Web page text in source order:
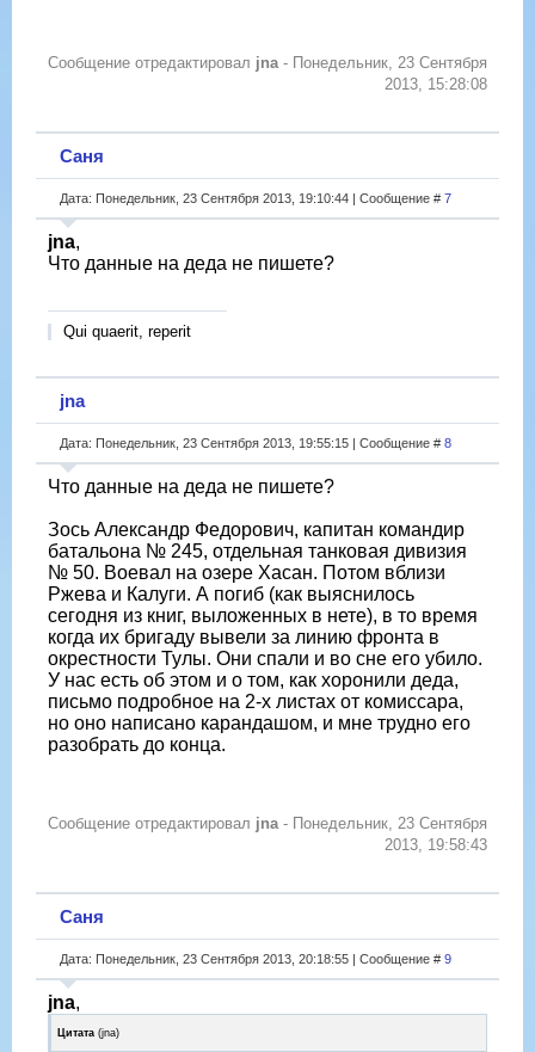
Сообщение отредактировал jna - Понедельник, 23 Сентября
2013, 15:28:08
Саня
Дата: Понедельник, 23 Сентября 2013, 19:10:44 | Сообщение # 7
jna,
Что данные на деда не пишете?
Qui quaerit, reperit
jna
Дата: Понедельник, 23 Сентября 2013, 19:55:15 | Сообщение # 8
Что данные на деда не пишете?
Зось Александр Федорович, капитан командир
батальона № 245, отдельная танковая дивизия
№ 50. Воевал на озере Хасан. Потом вблизи
Ржева и Калуги. А погиб (как выяснилось
сегодня из книг, выложенных в нете), в то время
когда их бригаду вывели за линию фронта в
окрестности Тулы. Они спали и во сне его убило.
У нас есть об этом и о том, как хоронили деда,
письмо подробное на 2-х листах от комиссара,
но оно написано карандашом, и мне трудно его
разобрать до конца.
Сообщение отредактировал jna - Понедельник, 23 Сентября
2013, 19:58:43
Саня
Дата: Понедельник, 23 Сентября 2013, 20:18:55 | Сообщение # 9
jna,
Цитата (jna)